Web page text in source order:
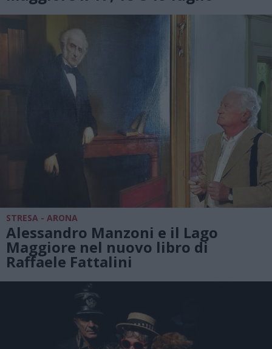
STRESA - ARONA
Alessandro Manzoni e il Lago
Maggiore nel nuovo libro di
Raffaele Fattalini